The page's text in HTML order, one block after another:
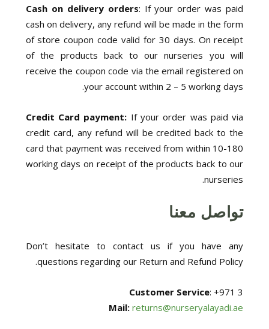
Cash on delivery orders: If your order was paid
cash on delivery, any refund will be made in the form
of store coupon code valid for 30 days. On receipt
of the products back to our nurseries you will
receive the coupon code via the email registered on
your account within 2 – 5 working days.
Credit Card payment: If your order was paid via
credit card, any refund will be credited back to the
card that payment was received from within 10-180
working days on receipt of the products back to our
nurseries.
تواصل معنا
Don’t hesitate to contact us if you have any
questions regarding our Return and Refund Policy.
Customer Service: +971 3
Mail:returns@nurseryalayadi.ae